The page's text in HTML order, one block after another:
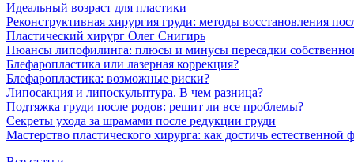
Идеальный возраст для пластики
Реконструктивная хирургия груди: методы восстановления
Пластический хирург Олег Снигирь
Нюансы липофилинга: плюсы и минусы пересадки
Блефаропластика или лазерная коррекция?
Блефаропластика: возможные риски?
Липосакция и липоскульптура. В чем разница?
Подтяжка груди после родов: решит ли все проблемы?
Секреты ухода за шрамами после редукции груди
Мастерство пластического хирурга: как достичь